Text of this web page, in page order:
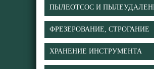
ПЫЛЕОТСОС И
ФРЕЗЕРОВАНИЕ, СТРОГАНИЕ
ХРАНЕНИЕ ИНСТРУМЕНТА